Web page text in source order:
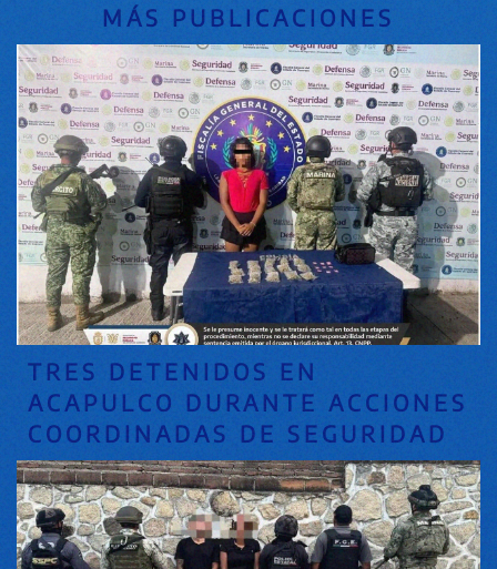
MÁS PUBLICACIONES
TRES DETENIDOS EN
ACAPULCO DURANTE ACCIONES
COORDINADAS DE SEGURIDAD